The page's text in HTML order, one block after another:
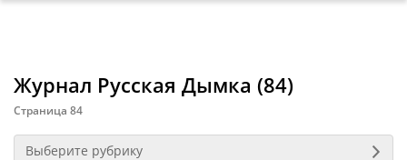
Журнал Русская Дымка (84)
Страница 84
Выберите рубрику